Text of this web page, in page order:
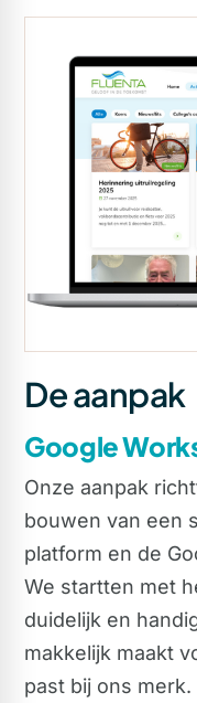
De aanpak
Google
Onze aanpak
bouwen van een
platform en de
We startten met
duidelijk en
makkelijk maakt
past bij ons merk.